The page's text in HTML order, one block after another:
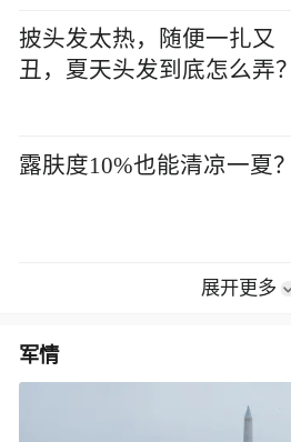
披头发太热，随便一扎又
丑，夏天头发到底怎么弄？
露肤度10%也能清凉一夏？
展开更多
军情